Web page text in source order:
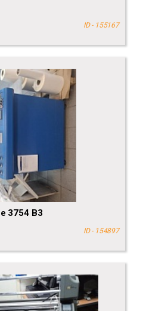
ID - 155167
3754 B3
ID - 154897